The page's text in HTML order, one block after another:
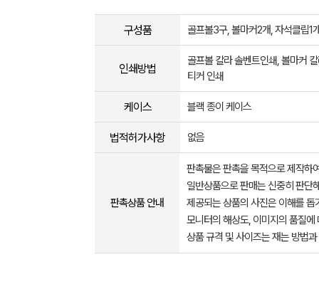
구성품 골프볼3구, 볼마커2개, 자석클립1
인쇄방법
골프볼 칼라 솔벤트인쇄, 볼마커
티커 인쇄
케이스 블랙 종이 케이스
법적허가사항 없음
판촉상품 안내
판촉물은 판촉을 목적으로 제작하
일반상품으로 판매는 신중히 판단
제공되는 상품의 사진은 이해를
모니터의 해상도, 이미지의 품질
상품 규격 및 사이즈는 재는 방법